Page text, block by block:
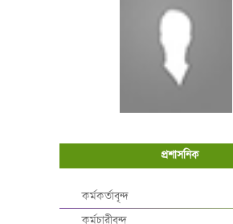
প্রশাসনিক
কর্মকর্তাবৃন্দ